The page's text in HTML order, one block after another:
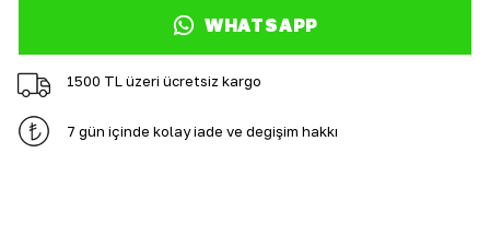
WHATSAPP
1500 TL üzeri ücretsiz kargo
7 gün içinde kolay iade ve değişim hakkı